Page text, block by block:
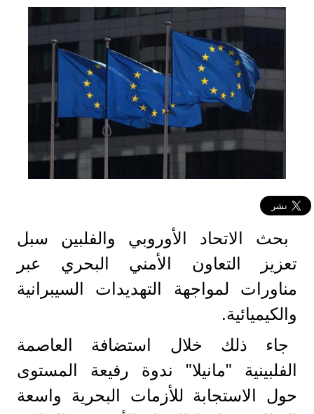
بحث الاتحاد الأوروبي والفلبين سبل
تعزيز التعاون الأمني البحري عبر
مناورات لمواجهة التهديدات السيبرانية
والكيميائية.
جاء ذلك خلال استضافة العاصمة
الفلبينية "مانيلا" ندوة رفيعة المستوى
حول الاستجابة للأزمات البحرية واسعة